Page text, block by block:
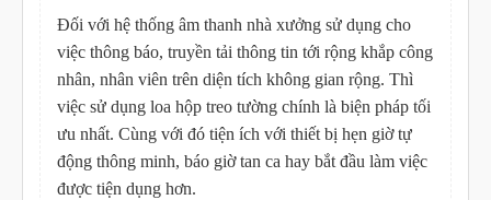
Đối với hệ thống âm thanh nhà xưởng sử dụng cho
việc thông báo, truyền tải thông tin tới rộng khắp công
nhân, nhân viên trên diện tích không gian rộng. Thì
việc sử dụng loa hộp treo tường chính là biện pháp tối
ưu nhất. Cùng với đó tiện ích với thiết bị hẹn giờ tự
động thông minh, báo giờ tan ca hay bắt đầu làm việc
được tiện dụng hơn.